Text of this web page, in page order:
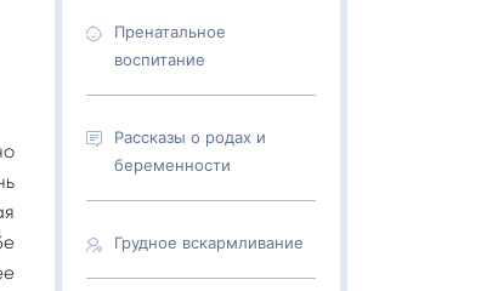
Пренатальное
воспитание
Рассказы о родах и
беременности
Грудное вскармливание